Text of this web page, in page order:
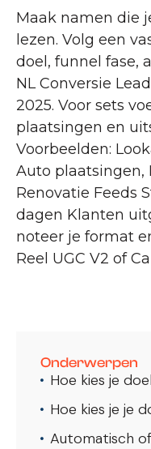
Maak namen die
lezen. Volg een
doel, funnel fase,
NL Conversie
2025. Voor sets
plaatsingen en
Voorbeelden:
Auto plaatsingen,
Renovatie Feeds
dagen Klanten
noteer je format
Reel UGC V2 of
Onderwerpen
Hoe kies je je